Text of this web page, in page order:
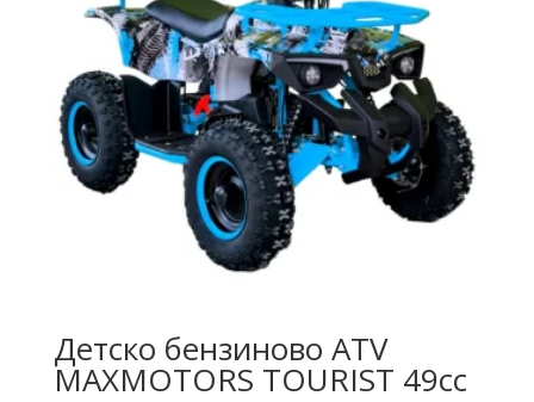
Детско бензиново ATV
MAXMOTORS TOURIST 49cc